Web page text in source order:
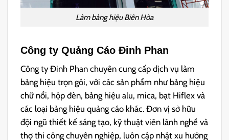
Làm bảng hiệu Biên Hòa
Công ty Quảng Cáo Đinh Phan
Công ty Đinh Phan chuyên cung cấp dịch vụ làm
bảng hiệu trọn gói, với các sản phẩm như bảng hiệu
chữ nổi, hộp đèn, bảng hiệu alu, mica, bạt Hiflex và
các loại bảng hiệu quảng cáo khác. Đơn vị sở hữu
đội ngũ thiết kế sáng tạo, kỹ thuật viên lành nghề và
thợ thi công chuyên nghiệp, luôn cập nhật xu hướng